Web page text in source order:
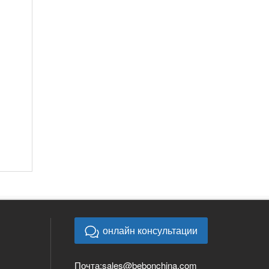
онлайн консультации
Почта:sales@bebonchina.com